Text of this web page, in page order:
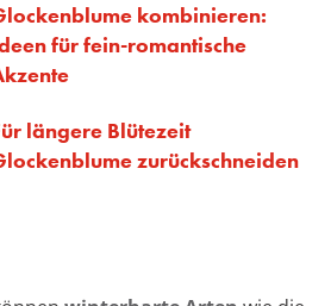
kombinieren:
für fein-romantische
längere Blütezeit
zurückschneiden